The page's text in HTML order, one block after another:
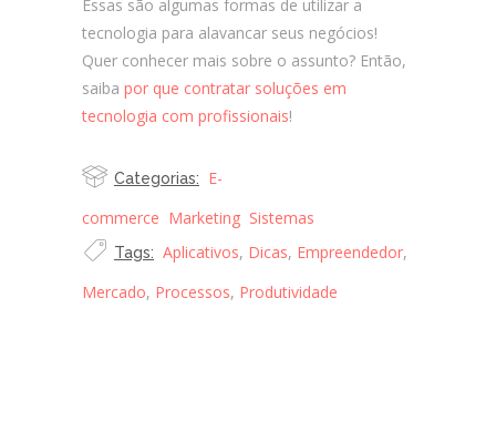
Essas são algumas formas de utilizar a
tecnologia para alavancar seus negócios!
Quer conhecer mais sobre o assunto? Então,
saiba por que contratar soluções em
tecnologia com profissionais!
Categorias:
E-
commerce Marketing Sistemas
Tags: Aplicativos, Dicas, Empreendedor,
Mercado, Processos, Produtividade